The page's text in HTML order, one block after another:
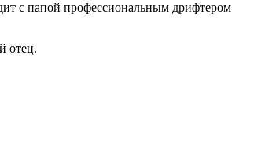
с папой профессиональным дрифтером
отец.